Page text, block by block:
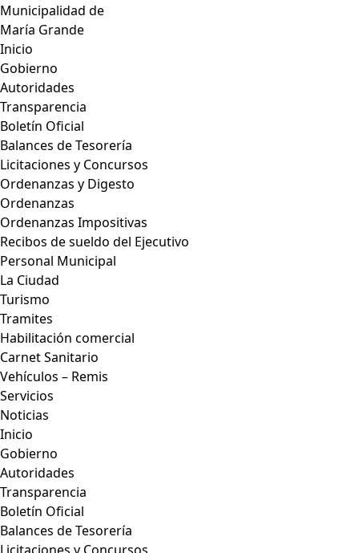
Municipalidad de
María Grande
Inicio
Gobierno
Autoridades
Transparencia
Boletín Oficial
Balances de Tesorería
Licitaciones y Concursos
Ordenanzas y Digesto
Ordenanzas
Ordenanzas Impositivas
Recibos de sueldo del Ejecutivo
Personal Municipal
La Ciudad
Turismo
Tramites
Habilitación comercial
Carnet Sanitario
Vehículos – Remis
Servicios
Noticias
Inicio
Gobierno
Autoridades
Transparencia
Boletín Oficial
Balances de Tesorería